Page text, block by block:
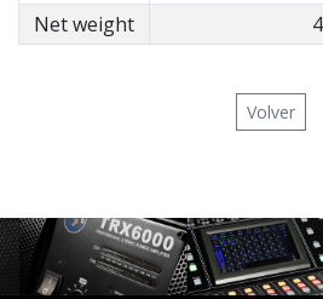
Net weight
Volver